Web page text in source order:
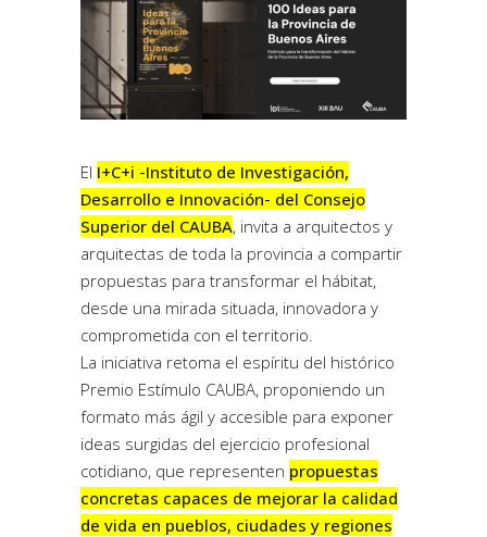
El I+C+i -Instituto de Investigación,
Desarrollo e Innovación- del Consejo
Superior del CAUBA, invita a arquitectos y
arquitectas de toda la provincia a compartir
propuestas para transformar el hábitat,
desde una mirada situada, innovadora y
comprometida con el territorio.
La iniciativa retoma el espíritu del histórico
Premio Estímulo CAUBA, proponiendo un
formato más ágil y accesible para exponer
ideas surgidas del ejercicio profesional
cotidiano, que representen propuestas
concretas capaces de mejorar la calidad
de vida en pueblos, ciudades y regiones